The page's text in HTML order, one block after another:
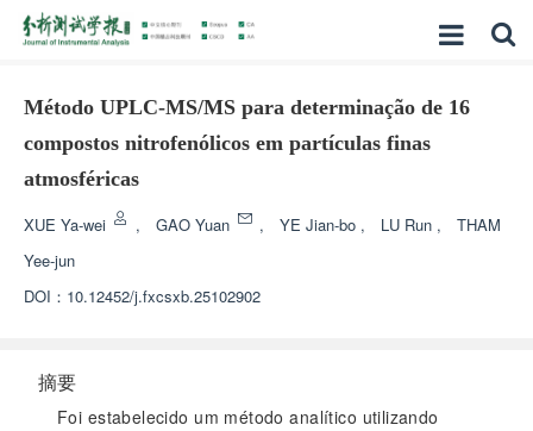
Método UPLC-MS/MS para determinação de 16
compostos nitrofenólicos em partículas finas
atmosféricas
XUE Ya-wei , GAO Yuan , YE Jian-bo , LU Run ,
THAM
Yee-jun
DOI： 10.12452/j.fxcsxb.25102902
摘要
Foi estabelecido um método analítico utilizando